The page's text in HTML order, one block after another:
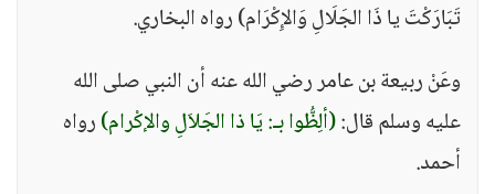
تَبَارَكْتَ يا ذَا الجَلَالِ وَالإِكْرَام) رواه البخاري.
وعَنْ ربيعة بن عامر رضي الله عنه أن النبي صلى الله
عليه وسلم قال:(ألِظُّوا بـ: يَا ذا الجَلاَلِ والإكْرام)رواه
أحمد.